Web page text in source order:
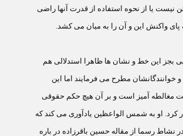
نيست يا از نحوه استفاده از قدرت آنها راضی
واکنش اين و آن را به ميان می کشد.
بجز اين خط و نشان ها ظاهرا استدلالی هم
خوانندگانشان مطرح می فرمايند اما اين
مغالطه آميز است و بر آن هيچ حکم حقوقی
کرد. او به شمس الواعظين يادآوری می کند که
نشاط رسما از مقاله حسين باقرزاده در باره